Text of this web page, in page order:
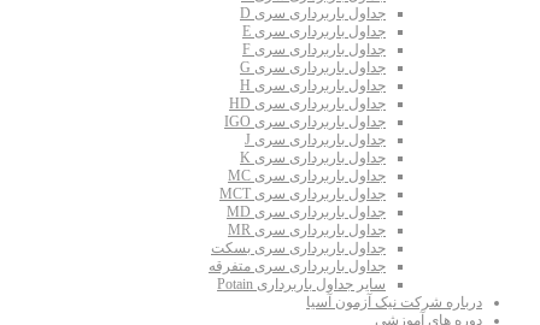
جداول باربرداری سری D
جداول باربرداری سری E
جداول باربرداری سری F
جداول باربرداری سری G
جداول باربرداری سری H
جداول باربرداری سری HD
جداول باربرداری سری IGO
جداول باربرداری سری J
جداول باربرداری سری K
جداول باربرداری سری MC
جداول باربرداری سری MCT
جداول باربرداری سری MD
جداول باربرداری سری MR
جداول باربرداری سری بسکت
جداول باربرداری سری متفرقه
سایر جداول باربرداری Potain
درباره شرکت نیک آزمون آسیا
دوره های آموزشی